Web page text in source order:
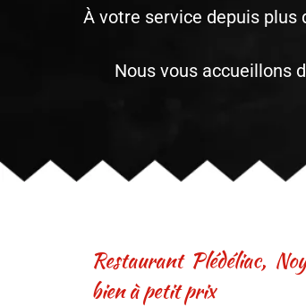
À votre service depuis plus
Nous vous accueillons
Restaurant Plédéliac,
bien à petit prix